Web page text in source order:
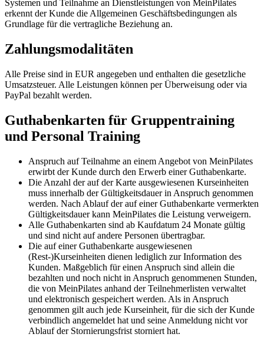
Systemen und Teilnahme an Dienstleistungen von MeinPilates
erkennt der Kunde die Allgemeinen Geschäftsbedingungen als
Grundlage für die vertragliche Beziehung an.
Zahlungsmodalitäten
Alle Preise sind in EUR angegeben und enthalten die gesetzliche
Umsatzsteuer. Alle Leistungen können per Überweisung oder via
PayPal bezahlt werden.
Guthabenkarten für Gruppentraining
und Personal Training
Anspruch auf Teilnahme an einem Angebot von MeinPilates
erwirbt der Kunde durch den Erwerb einer Guthabenkarte.
Die Anzahl der auf der Karte ausgewiesenen Kurseinheiten
muss innerhalb der Gültigkeitsdauer in Anspruch genommen
werden. Nach Ablauf der auf einer Guthabenkarte vermerkten
Gültigkeitsdauer kann MeinPilates die Leistung verweigern.
Alle Guthabenkarten sind ab Kaufdatum 24 Monate gültig
und sind nicht auf andere Personen übertragbar.
Die auf einer Guthabenkarte ausgewiesenen
(Rest-)Kurseinheiten dienen lediglich zur Information des
Kunden. Maßgeblich für einen Anspruch sind allein die
bezahlten und noch nicht in Anspruch genommenen Stunden,
die von MeinPilates anhand der Teilnehmerlisten verwaltet
und elektronisch gespeichert werden. Als in Anspruch
genommen gilt auch jede Kurseinheit, für die sich der Kunde
verbindlich angemeldet hat und seine Anmeldung nicht vor
Ablauf der Stornierungsfrist storniert hat.